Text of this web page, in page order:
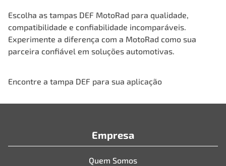
Escolha as tampas DEF MotoRad para qualidade,
compatibilidade e confiabilidade incomparáveis.
Experimente a diferença com a MotoRad como sua
parceira confiável em soluções automotivas.
Encontre a tampa DEF para sua aplicação
Empresa
Quem Somos